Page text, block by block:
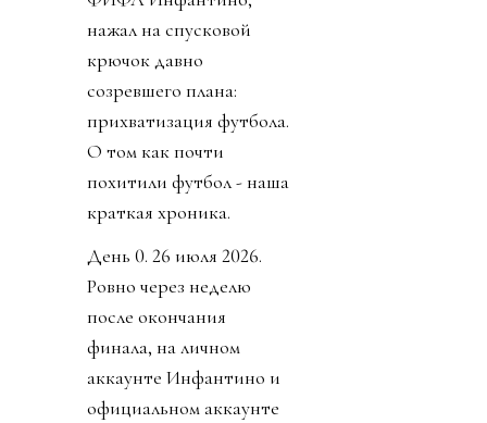
нажал на спусковой
крючок давно
созревшего плана:
прихватизация футбола.
О том как почти
похитили футбол - наша
краткая хроника.
День 0. 26 июля 2026.
Ровно через неделю
после окончания
финала, на личном
аккаунте Инфантино и
официальном аккаунте